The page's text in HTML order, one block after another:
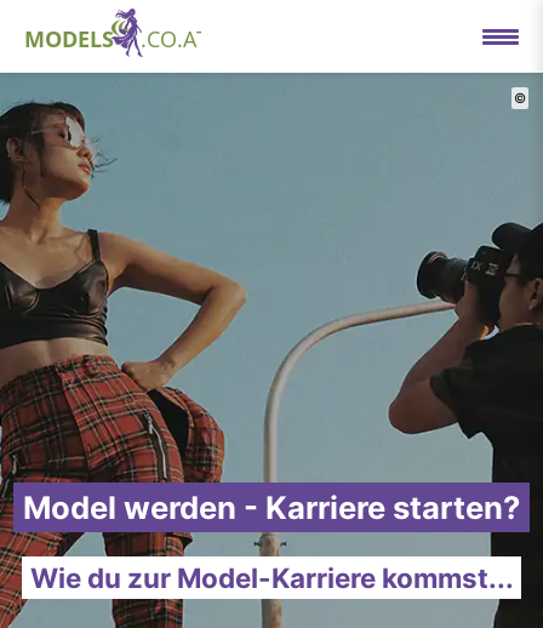
Model werden - Karriere starten?
Wie du zur Model-Karriere kommst...
©